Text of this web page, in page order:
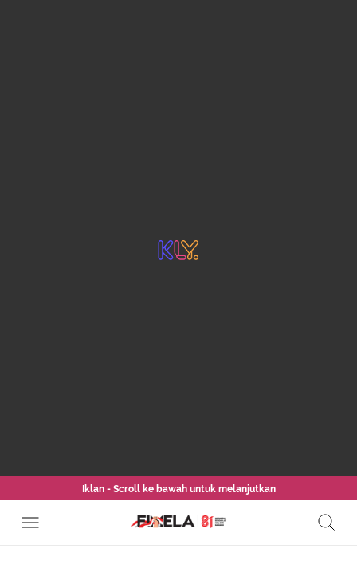
Iklan - Scroll ke bawah untuk melanjutkan